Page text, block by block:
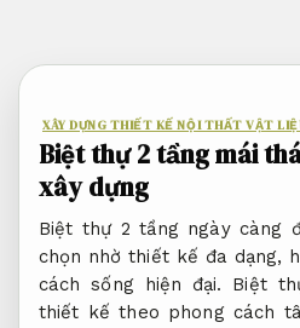
XÂY DỰNG THIẾT KẾ NỘI THẤT VẬT
Biệt thự 2 tầng mái
xây dựng
Biệt thự 2 tầng ngày càng
chọn nhờ thiết kế đa dạng,
cách sống hiện đại. Biệt
thiết kế theo phong cách